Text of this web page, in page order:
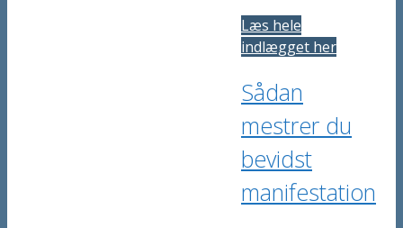
Læs hele
indlægget her
Sådan
mestrer du
bevidst
manifestation